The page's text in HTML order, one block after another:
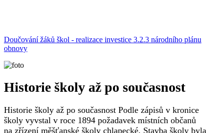
Doučování žáků škol - realizace investice 3.2.3 národního plánu
obnovy
Historie školy až po současnost
Historie školy až po současnost Podle zápisů v kronice
školy vyvstal v roce 1894 požadavek místních občanů
na zřízení měšťanské školy chlapecké. Stavba školy byla